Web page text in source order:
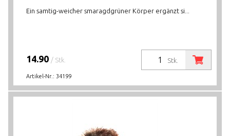
Ein samtig-weicher smaragdgrüner Körper ergänzt si...
Stk.
14.90 / Stk.
Artikel-Nr.: 34199